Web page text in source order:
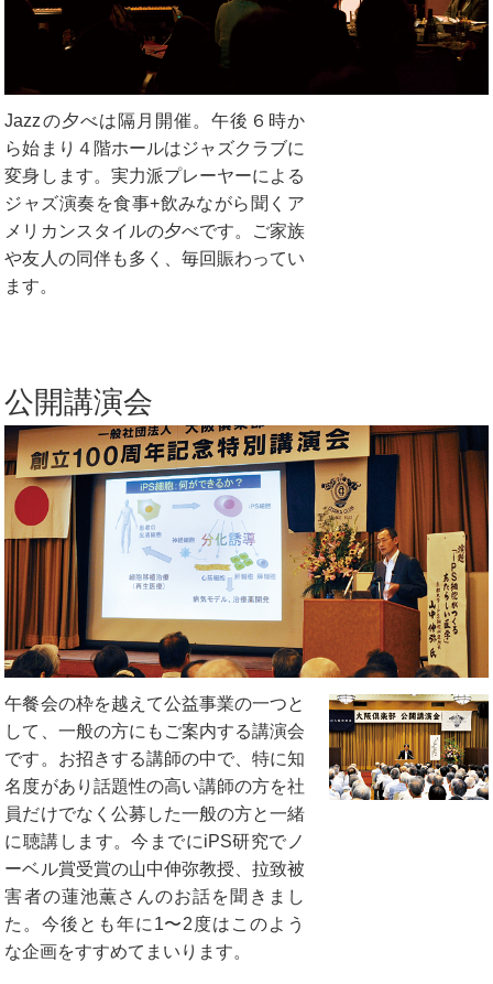
Jazzの夕べは隔月開催。午後６時か
ら始まり４階ホールはジャズクラブに
変身します。実力派プレーヤーによる
ジャズ演奏を食事+飲みながら聞くア
メリカンスタイルの夕べです。ご家族
や友人の同伴も多く、毎回賑わってい
ます。
公開講演会
午餐会の枠を越えて公益事業の一つと
して、一般の方にもご案内する講演会
です。お招きする講師の中で、特に知
名度があり話題性の高い講師の方を社
員だけでなく公募した一般の方と一緒
に聴講します。今までにiPS研究でノ
ーベル賞受賞の山中伸弥教授、拉致被
害者の蓮池薫さんのお話を聞きまし
た。今後とも年に1〜2度はこのよう
な企画をすすめてまいります。